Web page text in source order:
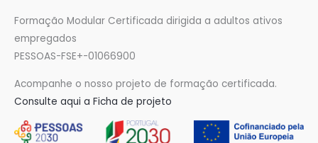
Formação Modular Certificada dirigida a adultos ativos
empregados
PESSOAS-FSE+-01066900
Acompanhe o nosso projeto de formação certificada.
Consulte aqui a Ficha de projeto